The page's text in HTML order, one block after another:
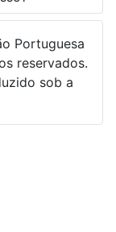
Portuguesa
reservados.
sob a